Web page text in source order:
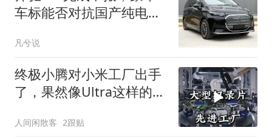
车标能否对抗国产纯电
凡兮说
终极小腾对小米工厂出手
了，果然像Ultra这样的顶
人间闲散客 2跟贴